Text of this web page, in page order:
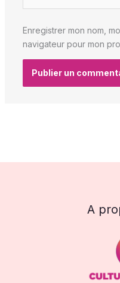
Enregistrer mon nom,
navigateur pour mon
A